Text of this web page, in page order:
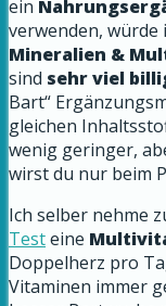
ein
verwenden,
Mineralien &
sind sehr viel
Bart“
gleichen
wenig geringer,
wirst du nur beim
Ich selber nehme
Testeine
Doppelherz pro
Vitaminen immer